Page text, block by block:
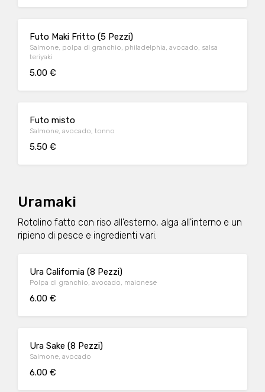
Futo Maki Fritto (5 Pezzi)
Salmone, polpa di granchio, philadelphia, avocado, salsa
teriyaki
5.00 €
Futo misto
Salmone, avocado, tonno
5.50 €
Uramaki
Rotolino fatto con riso all'esterno, alga all'interno e un
ripieno di pesce e ingredienti vari.
Ura California (8 Pezzi)
Polpa di granchio, avocado, maionese
6.00 €
Ura Sake (8 Pezzi)
Salmone, avocado
6.00 €